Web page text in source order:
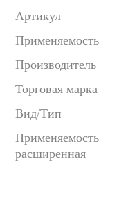
Артикул
Применяемость
Производитель
Торговая марка
Вид/Тип
Применяемость
расширенная